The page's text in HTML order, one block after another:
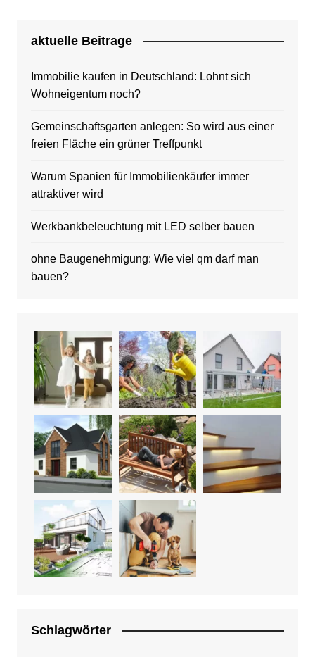
aktuelle Beitrage
Immobilie kaufen in Deutschland: Lohnt sich
Wohneigentum noch?
Gemeinschaftsgarten anlegen: So wird aus einer
freien Fläche ein grüner Treffpunkt
Warum Spanien für Immobilienkäufer immer
attraktiver wird
Werkbankbeleuchtung mit LED selber bauen
ohne Baugenehmigung: Wie viel qm darf man
bauen?
Schlagwörter